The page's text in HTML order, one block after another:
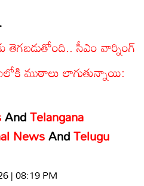
తెగబడుతోంది.. సీఎం వార్నింగ్
ముఠాలు లాగుతున్నాయి:
AndTelangana
NewsAndTelugu
| 08:19 PM